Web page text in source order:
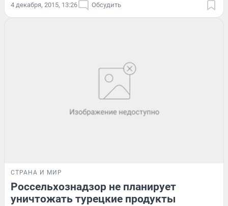
4 декабря, 2015, 13:26 Обсудить
СТРАНА И МИР
Россельхознадзор не планирует
уничтожать турецкие продукты